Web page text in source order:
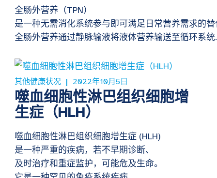
全肠外营养（TPN）
是一种无需消化系统参与即可满足日常营养需求的
全肠外营养通过静脉输液将液体营养输送至循环系
其他健康状况 2022年10月5日
噬血细胞性淋巴组织细胞增
生症（HLH）
噬血细胞性淋巴组织细胞增生症 (HLH)
是一种严重的疾病，若不早期诊断、
及时治疗和重症监护，可能危及生命。